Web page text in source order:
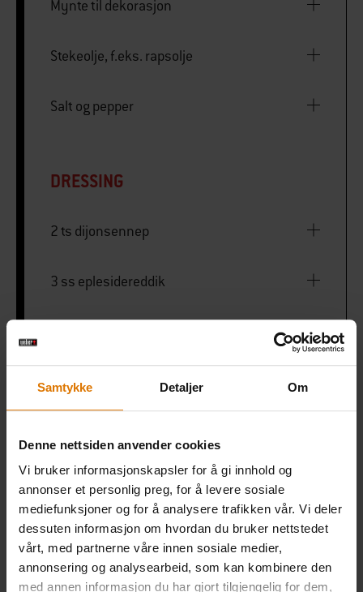
Samtykke Detaljer Om
Denne nettsiden anvender cookies
Vi bruker informasjonskapsler for å gi innhold og
annonser et personlig preg, for å levere sosiale
mediefunksjoner og for å analysere trafikken vår. Vi deler
dessuten informasjon om hvordan du bruker nettstedet
vårt, med partnerne våre innen sosiale medier,
annonsering og analysearbeid, som kan kombinere den
med annen informasjon du har gjort tilgjengelig for dem,
Mynte til dekorasjon
Stekeolje, f.eks. rapsolje
Salt og pepper
DRESSING
2 ts dijonsennep
3 ss eplesidereddik
2 ts lønnesirup eller flytende honning
1/2 ts salt
Litt pepper